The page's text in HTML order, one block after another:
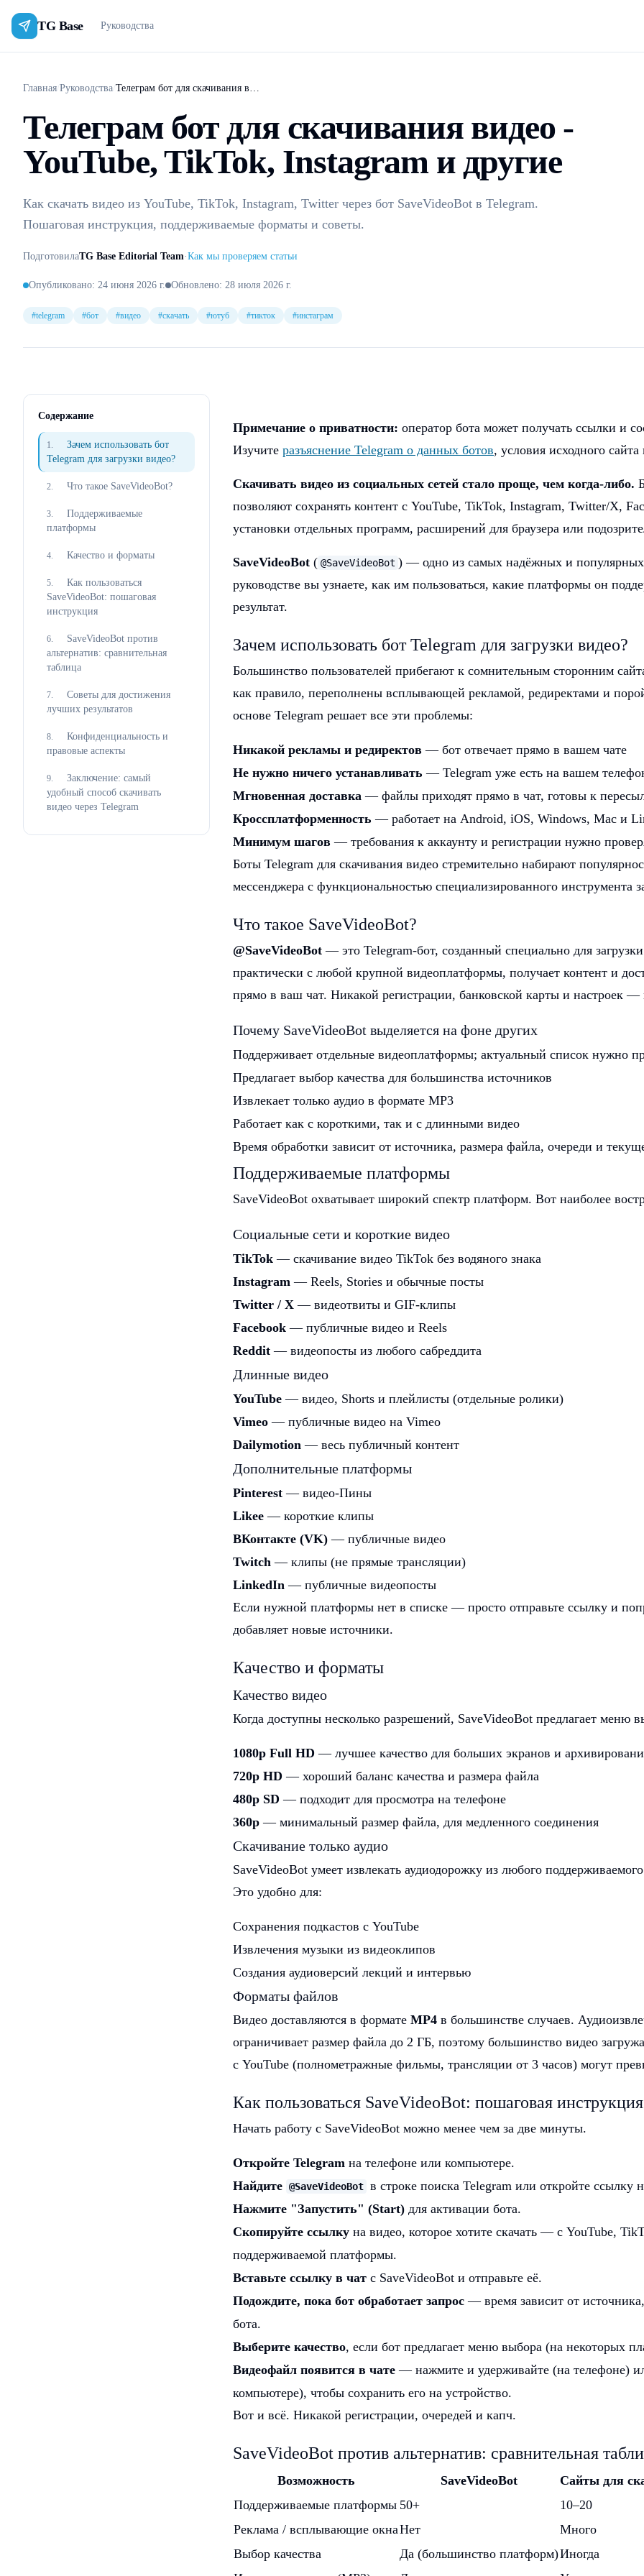
TG Base Руководства
Главная Руководства Телеграм бот для скачивания видео - YouTube, TikTok, Instagram и другие
Телеграм бот для скачивания видео -
YouTube, TikTok, Instagram и другие
Как скачать видео из YouTube, TikTok, Instagram, Twitter через бот SaveVideoBot в Telegram.
Пошаговая инструкция, поддерживаемые форматы и советы.
ПодготовилаTG Base Editorial Team·Как мы проверяем статьи
Опубликовано: 24 июня 2026 г. Обновлено: 28 июля 2026 г.
#telegram #бот #видео #скачать #ютуб #тикток #инстаграм
Содержание
1.
Зачем использовать бот
Telegram для загрузки видео?
2. Что такое SaveVideoBot?
3.
Поддерживаемые
платформы
4. Качество и форматы
5.
Как пользоваться
SaveVideoBot: пошаговая
инструкция
6.
SaveVideoBot против
альтернатив: сравнительная
таблица
7.
Советы для достижения
лучших результатов
8.
Конфиденциальность и
правовые аспекты
9.
Заключение: самый
удобный способ скачивать
видео через Telegram
Примечание о приватности: оператор бота может получать ссылки и
Изучите разъяснение Telegram о данных ботов, условия исходного
Скачивать видео из социальных сетей стало проще, чем когда-либо.
позволяют сохранять контент с YouTube, TikTok, Instagram, Twitter/X,
установки отдельных программ, расширений для браузера или
SaveVideoBot ( @SaveVideoBot ) — одно из самых надёжных и
руководстве вы узнаете, как им пользоваться, какие платформы он
результат.
Зачем использовать бот Telegram для загрузки видео?
Большинство пользователей прибегают к сомнительным сторонним
как правило, переполнены всплывающей рекламой, редиректами и
основе Telegram решает все эти проблемы:
Никакой рекламы и редиректов — бот отвечает прямо в вашем чате
Не нужно ничего устанавливать — Telegram уже есть на вашем
Мгновенная доставка — файлы приходят прямо в чат, готовы к
Кроссплатформенность — работает на Android, iOS, Windows, Mac и
Минимум шагов — требования к аккаунту и регистрации нужно
Боты Telegram для скачивания видео стремительно набирают
мессенджера с функциональностью специализированного инструмента
Что такое SaveVideoBot?
@SaveVideoBot — это Telegram-бот, созданный специально для
практически с любой крупной видеоплатформы, получает контент и
прямо в ваш чат. Никакой регистрации, банковской карты и настроек —
Почему SaveVideoBot выделяется на фоне других
Поддерживает отдельные видеоплатформы; актуальный список нужно
Предлагает выбор качества для большинства источников
Извлекает только аудио в формате MP3
Работает как с короткими, так и с длинными видео
Время обработки зависит от источника, размера файла, очереди и
Поддерживаемые платформы
SaveVideoBot охватывает широкий спектр платформ. Вот наиболее
Социальные сети и короткие видео
TikTok — скачивание видео TikTok без водяного знака
Instagram — Reels, Stories и обычные посты
Twitter / X — видеотвиты и GIF-клипы
Facebook — публичные видео и Reels
Reddit — видеопосты из любого сабреддита
Длинные видео
YouTube — видео, Shorts и плейлисты (отдельные ролики)
Vimeo — публичные видео на Vimeo
Dailymotion — весь публичный контент
Дополнительные платформы
Pinterest — видео-Пины
Likee — короткие клипы
ВКонтакте (VK) — публичные видео
Twitch — клипы (не прямые трансляции)
LinkedIn — публичные видеопосты
Если нужной платформы нет в списке — просто отправьте ссылку и
добавляет новые источники.
Качество и форматы
Качество видео
Когда доступны несколько разрешений, SaveVideoBot предлагает меню
1080p Full HD — лучшее качество для больших экранов и
720p HD — хороший баланс качества и размера файла
480p SD — подходит для просмотра на телефоне
360p — минимальный размер файла, для медленного соединения
Скачивание только аудио
SaveVideoBot умеет извлекать аудиодорожку из любого
Это удобно для:
Сохранения подкастов с YouTube
Извлечения музыки из видеоклипов
Создания аудиоверсий лекций и интервью
Форматы файлов
Видео доставляются в формате MP4 в большинстве случаев.
ограничивает размер файла до 2 ГБ, поэтому большинство видео
с YouTube (полнометражные фильмы, трансляции от 3 часов) могут
Как пользоваться SaveVideoBot: пошаговая инструкция
Начать работу с SaveVideoBot можно менее чем за две минуты.
Откройте Telegram на телефоне или компьютере.
Найдите @SaveVideoBot в строке поиска Telegram или откройте ссылку
Нажмите "Запустить" (Start) для активации бота.
Скопируйте ссылку на видео, которое хотите скачать — с YouTube,
поддерживаемой платформы.
Вставьте ссылку в чат с SaveVideoBot и отправьте её.
Подождите, пока бот обработает запрос — время зависит от
бота.
Выберите качество, если бот предлагает меню выбора (на некоторых
Видеофайл появится в чате — нажмите и удерживайте (на телефоне)
компьютере), чтобы сохранить его на устройство.
Вот и всё. Никакой регистрации, очередей и капч.
SaveVideoBot против альтернатив: сравнительная
Возможность SaveVideoBot Сайты для
Поддерживаемые платформы 50+ 10–20
Реклама / всплывающие окнаНет Много
Выбор качества
Да (большинство платформ)Иногда